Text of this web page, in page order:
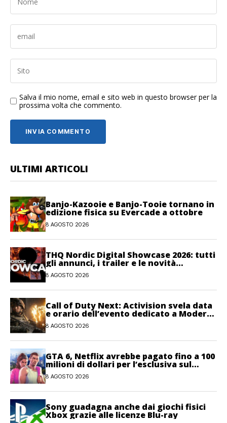
Salva il mio nome, email e sito web in questo browser per la
prossima volta che commento.
ULTIMI ARTICOLI
Banjo-Kazooie e Banjo-Tooie tornano in
edizione fisica su Evercade a ottobre
8 AGOSTO 2026
THQ Nordic Digital Showcase 2026: tutti
gli annunci, i trailer e le novità
dell’evento
8 AGOSTO 2026
Call of Duty Next: Activision svela data
e orario dell’evento dedicato a Modern
Warfare 4
8 AGOSTO 2026
GTA 6, Netflix avrebbe pagato fino a 100
milioni di dollari per l’esclusiva sul
gioco
8 AGOSTO 2026
Sony guadagna anche dai giochi fisici
Xbox grazie alle licenze Blu-ray